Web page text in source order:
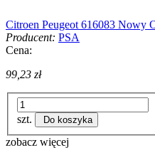
Citroen Peugeot 616083 Nowy
Producent: PSA
Cena:
99,23 zł
szt. Do koszyka
zobacz więcej